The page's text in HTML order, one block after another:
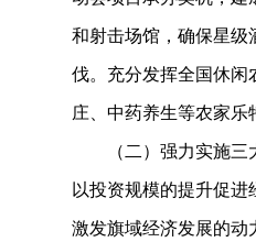
和射击场馆，确保星级
伐。充分发挥全国休闲
庄、中药养生等农家
（二）强力实施三大
以投资规模的提升促
激发旗域经济发展的动